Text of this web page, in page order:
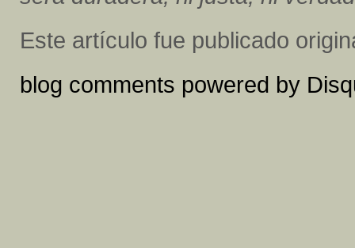
Este artículo fue publicado
blog comments powered by